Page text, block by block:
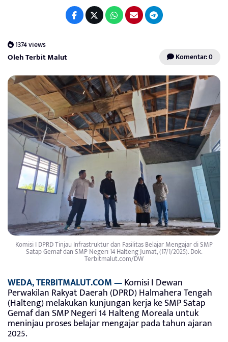
1374 views
Oleh Terbit Malut Komentar: 0
Komisi I DPRD Tinjau Infrastruktur dan Fasilitas Belajar Mengajar di SMP
Satap Gemaf dan SMP Negeri 14 Halteng Jumat, (17/1/2025). Dok.
Terbitmalut.com/DW
WEDA, TERBITMALUT.COM —Komisi I Dewan
Perwakilan Rakyat Daerah (DPRD) Halmahera Tengah
(Halteng) melakukan kunjungan kerja ke SMP Satap
Gemaf dan SMP Negeri 14 Halteng Moreala untuk
meninjau proses belajar mengajar pada tahun ajaran
2025.